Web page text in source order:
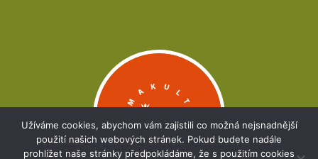
Užíváme cookies, abychom vám zajistili co možná nejsnadnější
použití našich webových stránek. Pokud budete nadále
prohlížet naše stránky předpokládáme, že s použitím cookies